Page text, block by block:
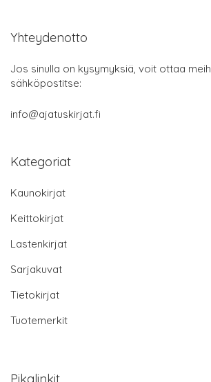
Yhteydenotto
Jos sinulla on kysymyksiä, voit ottaa
sähköpostitse:
info@ajatuskirjat.fi
Kategoriat
Kaunokirjat
Keittokirjat
Lastenkirjat
Sarjakuvat
Tietokirjat
Tuotemerkit